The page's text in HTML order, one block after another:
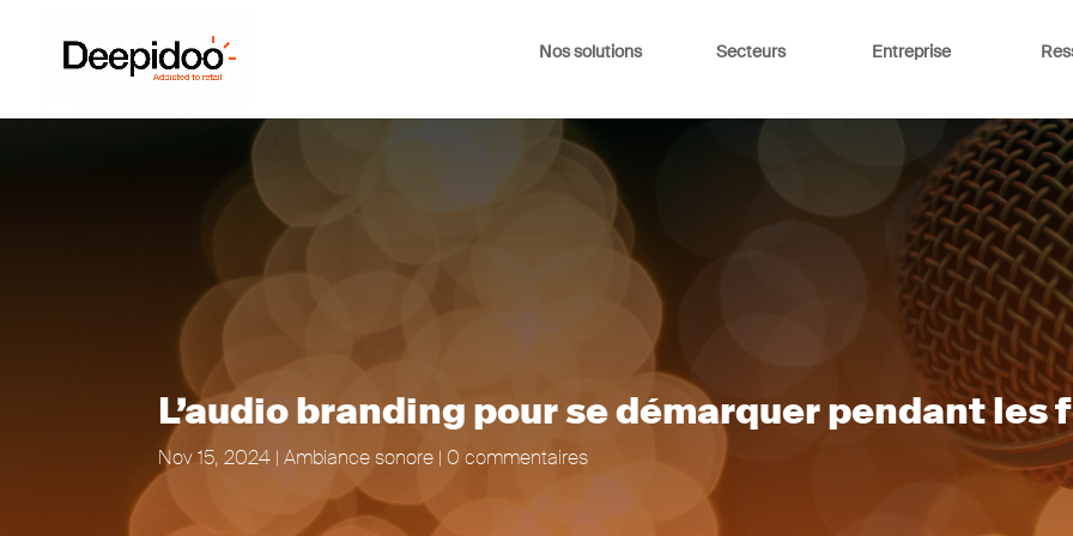
Nos solutions Secteurs Entreprise
L’audio branding pour se démarquer pendant les
Nov 15, 2024| Ambiance sonore| 0 commentaires